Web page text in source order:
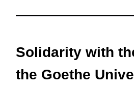
Solidarity with
the Goethe